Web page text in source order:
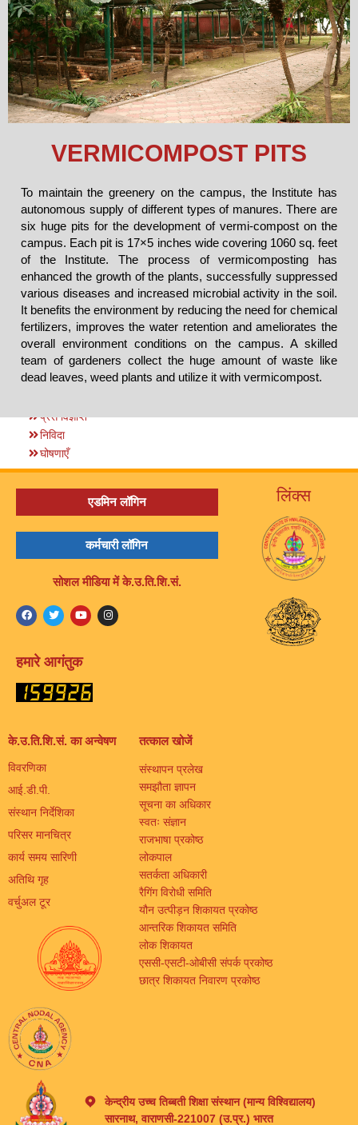
VERMICOMPOST PITS
To maintain the greenery on the campus, the Institute has
autonomous supply of different types of manures. There are
six huge pits for the development of vermi-compost on the
campus. Each pit is 17×5 inches wide covering 1060 sq. feet
of the Institute. The process of vermicomposting has
enhanced the growth of the plants, successfully suppressed
various diseases and increased microbial activity in the soil.
It benefits the environment by reducing the need for chemical
fertilizers, improves the water retention and ameliorates the
overall environment conditions on the campus. A skilled
team of gardeners collect the huge amount of waste like
dead leaves, weed plants and utilize it with vermicompost.
प्रेस विज्ञप्ति
निविदा
घोषणाएँ
एडमिन लॉगिन
कर्मचारी लॉगिन
सोशल मीडिया में के.उ.ति.शि.सं.
हमारे आगंतुक
लिंक्स
के.उ.ति.शि.सं. का अन्वेषण
विवरणिका
आई.डी.पी.
संस्थान निर्देशिका
परिसर मानचित्र
कार्य समय सारिणी
अतिथि गृह
वर्चुअल टूर
तत्काल खोजें
संस्थापन प्रलेख
समझौता ज्ञापन
सूचना का अधिकार
स्वतः संज्ञान
राजभाषा प्रकोष्ठ
लोकपाल
सतर्कता अधिकारी
रैगिंग विरोधी समिति
यौन उत्पीड़न शिकायत प्रकोष्ठ
आन्तरिक शिकायत समिति
लोक शिकायत
एससी-एसटी-ओबीसी संपर्क प्रकोष्ठ
छात्र शिकायत निवारण प्रकोष्ठ
केन्द्रीय उच्च तिब्बती शिक्षा संस्थान (मान्य विश्विद्यालय)
सारनाथ, वाराणसी-221007 (उ.प्र.) भारत